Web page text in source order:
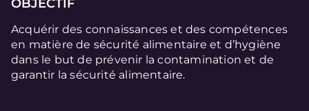
OBJECTIF
Acquérir des connaissances et des compétences
en matière de sécurité alimentaire et d’hygiène
dans le but de prévenir la contamination et de
garantir la sécurité alimentaire.